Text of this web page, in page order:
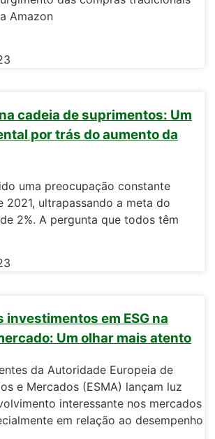
Amazon
cadeia de suprimentos: Um
por trás do aumento da
uma preocupação constante
2021, ultrapassando a meta do
2%. A pergunta que todos têm
investimentos em ESG na
Um olhar mais atento
da Autoridade Europeia de
e Mercados (ESMA) lançam luz
interessante nos mercados
em relação ao desempenho